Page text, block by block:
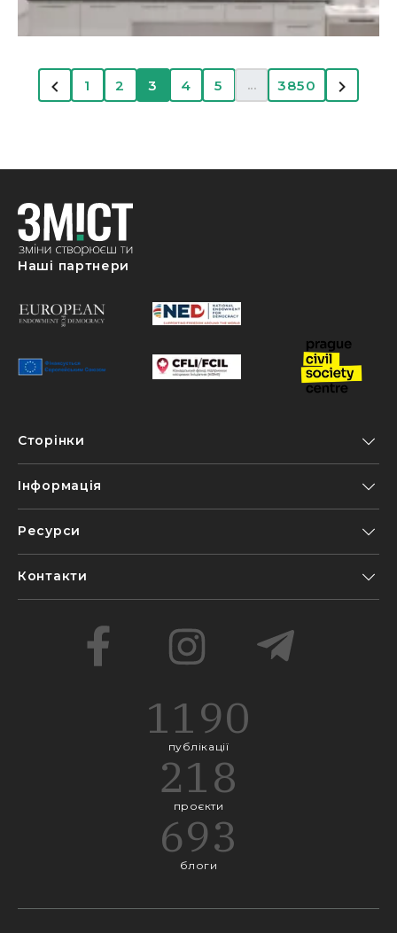
1 2 3 4 5 ... 3850
Наші партнери
Сторінки
Інформація
Ресурси
Контакти
1190
публікації
218
проєкти
693
блоги